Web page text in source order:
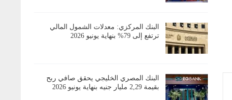
البنك المركزي: معدلات الشمول المالي
ترتفع إلى 79% بنهاية يونيو 2026
البنك المصري الخليجي يحقق صافي ربح
بقيمة 2,29 مليار جنيه بنهاية يونيو 2026